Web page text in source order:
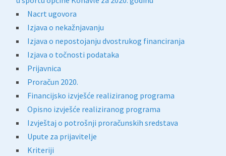
Nacrt ugovora
Izjava o nekažnjavanju
Izjava o nepostojanju dvostrukog financiranja
Izjava o točnosti podataka
Prijavnica
Proračun 2020.
Financijsko izvješće realiziranog programa
Opisno izvješće realiziranog programa
Izvještaj o potrošnji proračunskih sredstava
Upute za prijavitelje
Kriteriji